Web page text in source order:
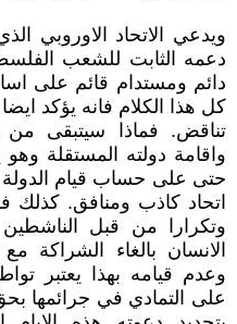
ويدعي الاتحاد الاوروبي
دعمه الثابت للشعب
دائم ومستدام قائم على
كل هذا الكلام فانه يؤكد
تناقض. فماذا سيتبقى
واقامة دولته المستقلة
حتى على حساب قيام الدولة
اتحاد كاذب ومنافق. كذلك
وتكرارا من قبل
الانسان بالغاء الشراكة
وعدم قيامه بهذا يعتبر
على التمادي في جرائمها